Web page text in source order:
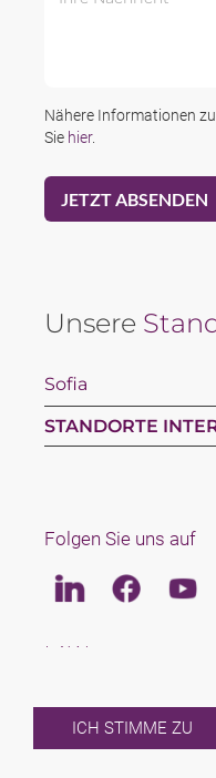
ICH STIMME ZU
Nähere Informationen
Sie hier.
Unsere
Sofia
STANDORTE
Folgen Sie uns auf
LinkedinFacebook
LAW
ÜBER UNS
INTERNATIONAL